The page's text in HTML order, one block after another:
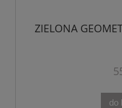
ZIELONA
do